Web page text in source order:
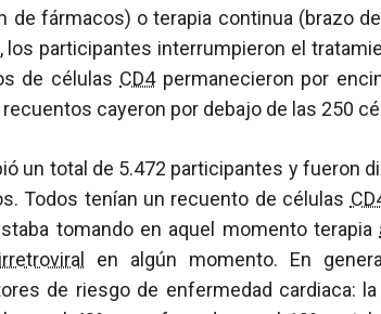
de fármacos) o terapia continua (brazo
los participantes interrumpieron el
de células CD4permanecieron por
cayeron por debajo de las 250
un total de 5.472 participantes y fueron
Todos tenían un recuento de células
tomando en aquel momento terapia
en algún momento. En
de riesgo de enfermedad cardiaca: